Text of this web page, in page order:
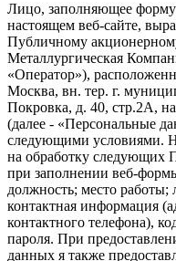
Лицо, заполняющее
настоящем веб-сайте,
Публичному
Металлургическая
«Оператор»),
Москва, вн. тер. г.
Покровка, д. 40, стр.2А,
(далее - «Персональные
следующими условиями.
на обработку следующих
при заполнении веб-
должность; место работы;
контактная информация
контактного телефона),
пароля. При
данных я также